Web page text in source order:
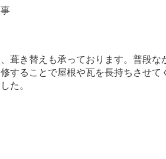
葺き替えも承っております。普段
することで屋根や瓦を長持ちさせて
た。